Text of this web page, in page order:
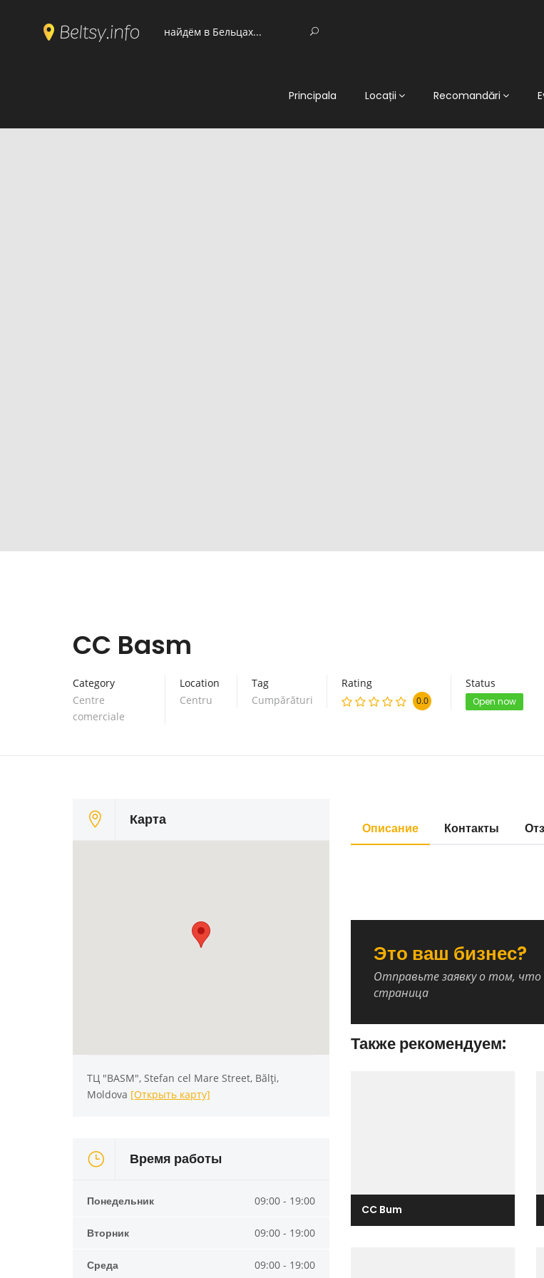
Principala Locații Recomandări
CC Basm
Category
Centre
comerciale
Location
Centru
Tag
Cumpărături
Rating
0.0
Status
Open now
Описание Контакты
Это ваш бизнес?
Отправьте заявку о том, что
страница
Также рекомендуем:
CC Bum
Карта
ТЦ "BASM", Stefan cel Mare Street, Bălți,
Moldova [Открыть карту]
Время работы
Понедельник 09:00 - 19:00
Вторник 09:00 - 19:00
Среда 09:00 - 19:00